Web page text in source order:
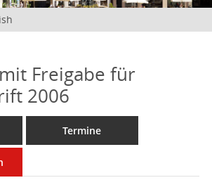
Freigabe für
2006
Termine